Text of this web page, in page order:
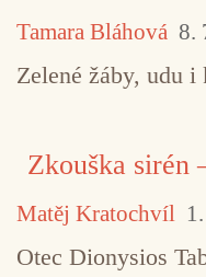
Tamara Bláhová 8.
Zelené žáby, udu
Zkouška sirén
Matěj Kratochvíl
Otec Dionysios